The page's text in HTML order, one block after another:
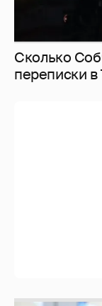
Сколько
перeписки в